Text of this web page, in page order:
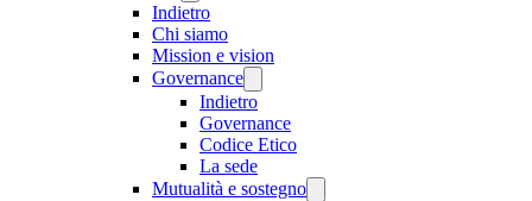
Indietro
Chi siamo
Mission e vision
Governance
Indietro
Governance
Codice Etico
La sede
Mutualità e sostegno